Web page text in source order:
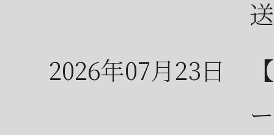
2026年07月23日